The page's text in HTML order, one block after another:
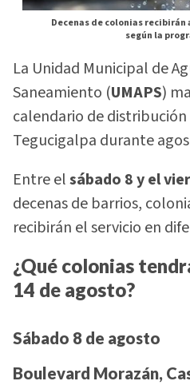
Decenas de colonias recibirán
según la
La Unidad Municipal de
Saneamiento (UMAPS)
calendario de
Tegucigalpa durante
Entre elsábado 8 y el
decenas de barrios,
recibirán el servicio en
¿Qué colonias
14 de agosto?
Sábado 8 de agosto
Boulevard Morazán,